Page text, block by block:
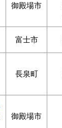
御殿場市
富士市
長泉町
御殿場市